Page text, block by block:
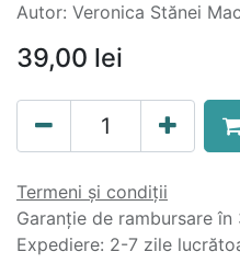
Autor: Veronica Stănei
39,00 lei
Termeni și condiții
Garanție de rambursare
Expediere: 2-7 zile